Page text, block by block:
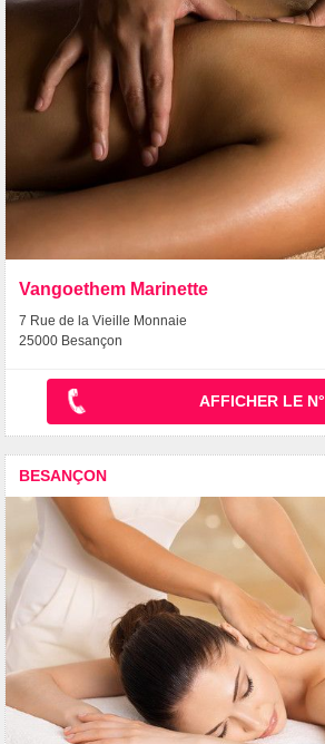
Vangoethem Marinette
7 Rue de la Vieille Monnaie
25000 Besançon
AFFICHER LE N°
BESANÇON